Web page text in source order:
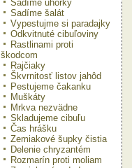
Sadíme uhorky
Sadíme šalát
Vypestujme si paradajky
Odkvitnuté cibuľoviny
Rastlinami proti
škodcom
Rajčiaky
Škvrnitosť listov jahôd
Pestujeme čakanku
Muškáty
Mrkva nezvädne
Skladujeme cibuľu
Čas hrášku
Zemiakové šupky čistia
Delenie chryzantém
Rozmarín proti moliam